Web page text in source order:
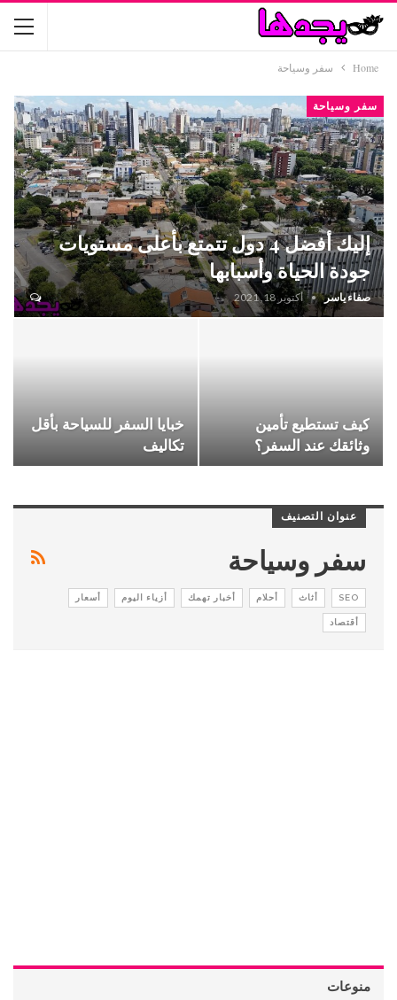
Home سفر وسياحة
سفر وسياحة
إليك أفضل 4 دول تتمتع بأعلى مستويات
جودة الحياة وأسبابها
صفاء ياسر أكتوبر 18, 2021
كيف تستطيع تأمين
وثائقك عند السفر؟
خبايا السفر للسياحة بأقل
تكاليف
عنوان التصنيف
سفر وسياحة
SEO أثاث أحلام أخبار تهمك أزياء اليوم أسعار
أقتصاد
منوعات